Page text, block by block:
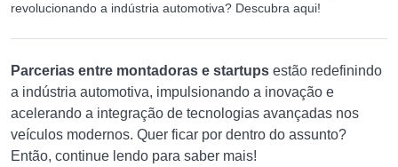
revolucionando a indústria automotiva? Descubra aqui!
Parcerias entre montadoras e startups estão redefinindo
a indústria automotiva, impulsionando a inovação e
acelerando a integração de tecnologias avançadas nos
veículos modernos. Quer ficar por dentro do assunto?
Então, continue lendo para saber mais!